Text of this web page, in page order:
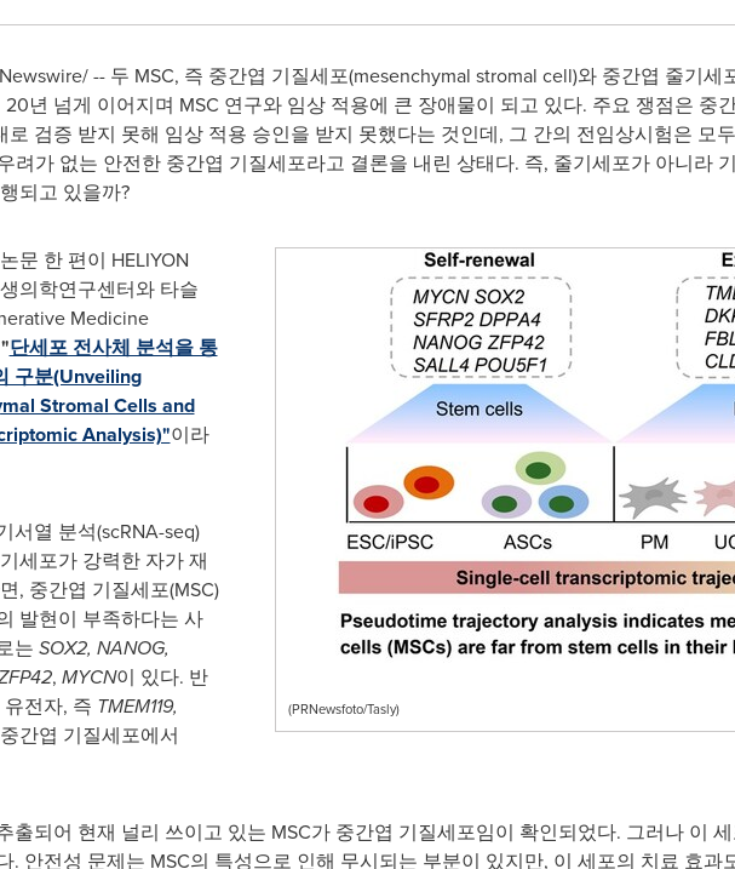
-- 두 MSC, 즉 중간엽 기질세포(mesenchymal stromal cell)와 중간엽 줄기세
년 넘게 이어지며 MSC 연구와 임상 적용에 큰 장애물이 되고 있다. 주요 쟁점은 중
로 검증 받지 못해 임상 적용 승인을 받지 못했다는 것인데, 그 간의 전임상시험은 모
려가 없는 안전한 중간엽 기질세포라고 결론을 내린 상태다. 즉, 줄기세포가 아니라
되고 있을까?
(PRNewsfoto/Tasly)
문 한 편이 HELIYON
의학연구센터와 타슬
Medicine
"단세포 전사체 분석을 통
구분(Unveiling
Stromal Cells and
Analysis)"이라
서열 분석(scRNA-seq)
세포가 강력한 자가 재
, 중간엽 기질세포(MSC)
발현이 부족하다는 사
는 SOX2, NANOG,
, MYCN이 있다. 반
전자, 즉 TMEM119,
간엽 기질세포에서
출되어 현재 널리 쓰이고 있는 MSC가 중간엽 기질세포임이 확인되었다. 그러나 이 세
. 안전성 문제는 MSC의 특성으로 인해 무시되는 부분이 있지만, 이 세포의 치료 효과